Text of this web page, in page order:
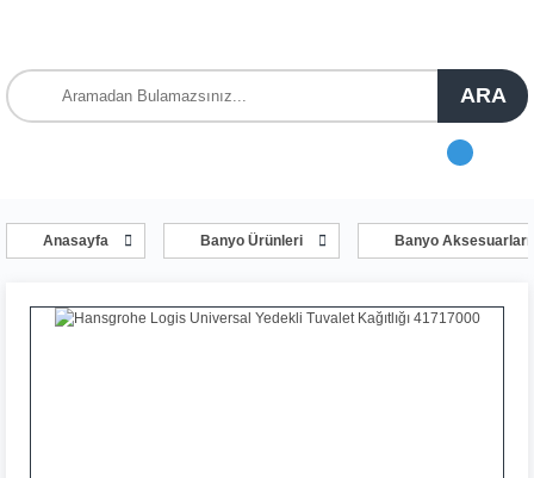
ARA
Anasayfa Banyo Ürünleri Banyo Aksesuarları